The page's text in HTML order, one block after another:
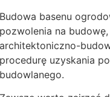
Budowa basenu
pozwolenia na
architektoniczno-
procedurę uzyskania
budowlanego.